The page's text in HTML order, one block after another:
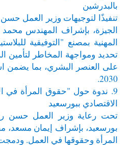
بالبدرشين
تنفيذًا لتوجيهات وزير العمل
الجيزة، بإشراف المهندس
المهنية بمصنع "التوفيقية
تحديد ومواجهة المخاطر لتأمين
على العنصر البشري، بما يضمن
2030.
9. ندوة حول "حقوق المرأة في
الاقتصادي ببورسعيد
تحت رعاية وزير العمل حسن
بورسعيد، بإشراف إيمان مسعد،
المرأة وحقوقها في العمل. ودمجت